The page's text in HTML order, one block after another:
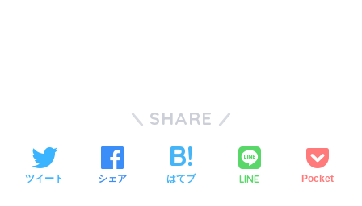
SHARE
ツイート シェア はてブ LINE Pocket